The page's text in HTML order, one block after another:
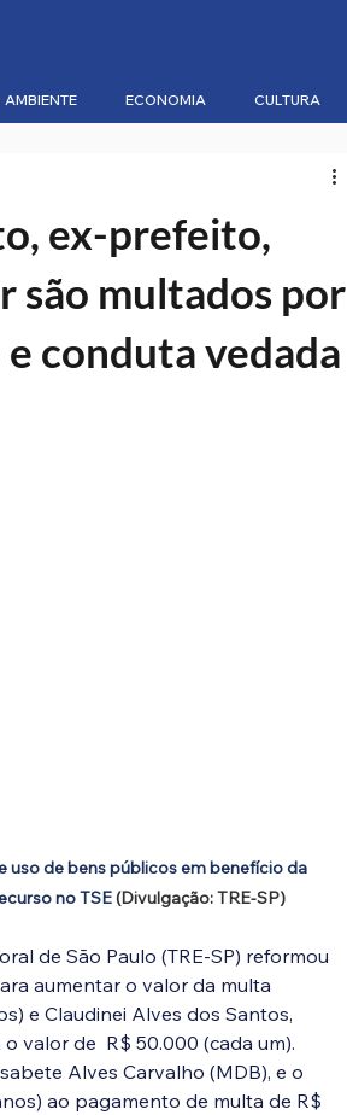
AMBIENTE ECONOMIA CULTURA
ex-prefeito,
são multados por
conduta vedada
uso de bens públicos em benefício da
no TSE (Divulgação: TRE-SP)
de São Paulo (TRE-SP) reformou
aumentar o valor da multa
e Claudinei Alves dos Santos,
valor de  R$ 50.000 (cada um).
Alves Carvalho (MDB), e o
ao pagamento de multa de R$